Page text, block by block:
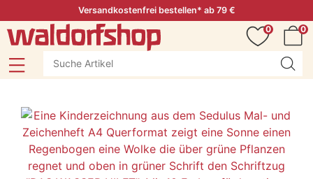
Versandkostenfrei bestellen* ab 79 €
0
0